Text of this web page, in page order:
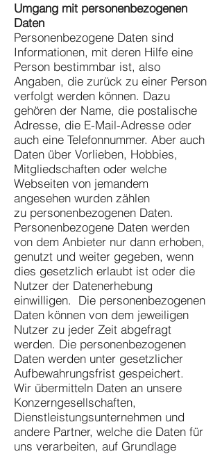
Umgang mit personenbezogenen
Daten
Personenbezogene Daten sind
Informationen, mit deren Hilfe eine
Person bestimmbar ist, also
Angaben, die zurück zu einer Person
verfolgt werden können. Dazu
gehören der Name, die postalische
Adresse, die E-Mail-Adresse oder
auch eine Telefonnummer. Aber auch
Daten über Vorlieben, Hobbies,
Mitgliedschaften oder welche
Webseiten von jemandem
angesehen wurden zählen
zu personenbezogenen Daten.
Personenbezogene Daten werden
von dem Anbieter nur dann erhoben,
genutzt und weiter gegeben, wenn
dies gesetzlich erlaubt ist oder die
Nutzer der Datenerhebung
einwilligen. Die personenbezogenen
Daten können von dem jeweiligen
Nutzer zu jeder Zeit abgefragt
werden. Die personenbezogenen
Daten werden unter gesetzlicher
Aufbewahrungsfrist gespeichert.
Wir übermitteln Daten an unsere
Konzerngesellschaften,
Dienstleistungsunternehmen und
andere Partner, welche die Daten für
uns verarbeiten, auf Grundlage